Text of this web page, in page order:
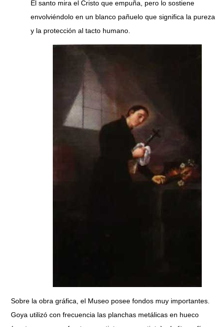
El santo mira el Cristo que empuña, pero lo sostiene
envolviéndolo en un blanco pañuelo que significa la pureza
y la protección al tacto humano.
Sobre la obra gráfica, el Museo posee fondos muy importantes.
Goya utilizó con frecuencia las planchas metálicas en hueco